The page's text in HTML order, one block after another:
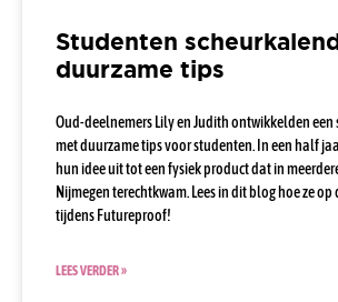
Studenten
duurzame tips
Oud-deelnemers Lily en Judith ontwikkelden
met duurzame tips voor studenten. In een half
hun idee uit tot een fysiek product dat in
Nijmegen terechtkwam. Lees in dit blog hoe ze
tijdens Futureproof!
LEES VERDER »